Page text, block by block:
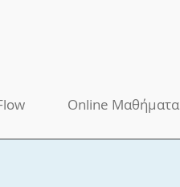
Online Μαθήματα